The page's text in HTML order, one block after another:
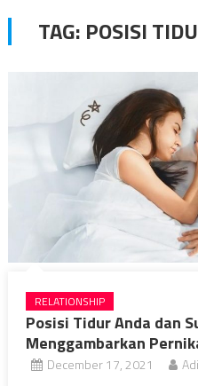
TAG: POSISI
RELATIONSHIP
Posisi Tidur Anda dan
Menggambarkan
December 17, 2021